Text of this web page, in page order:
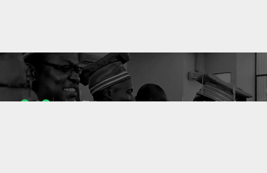
1053 10633